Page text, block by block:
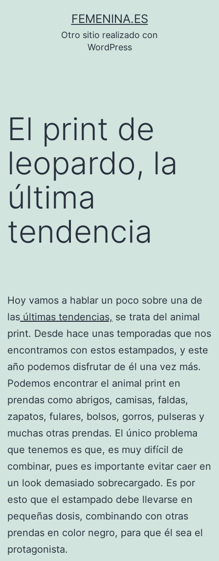
FEMENINA.ES
Otro sitio realizado con
WordPress
El print de
leopardo, la
última
tendencia
Hoy vamos a hablar un poco sobre una de
las últimas tendencias, se trata del animal
print. Desde hace unas temporadas que nos
encontramos con estos estampados, y este
año podemos disfrutar de él una vez más.
Podemos encontrar el animal print en
prendas como abrigos, camisas, faldas,
zapatos, fulares, bolsos, gorros, pulseras y
muchas otras prendas. El único problema
que tenemos es que, es muy difícil de
combinar, pues es importante evitar caer en
un look demasiado sobrecargado. Es por
esto que el estampado debe llevarse en
pequeñas dosis, combinando con otras
prendas en color negro, para que él sea el
protagonista.